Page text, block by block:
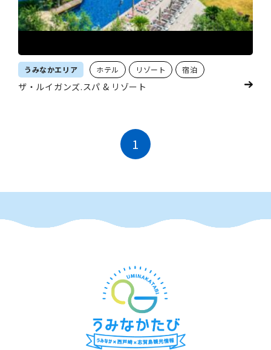
うみなかエリア ホテル リゾート 宿泊
ザ・ルイガンズ.スパ & リゾート
1